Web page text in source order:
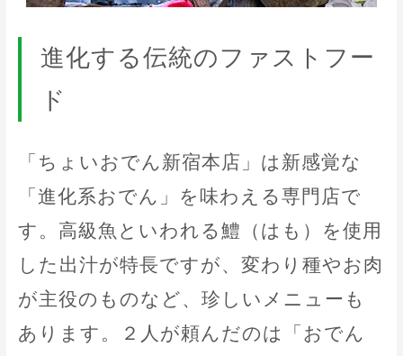
進化する伝統のファストフー
ド
「ちょいおでん新宿本店」は新感覚な
「進化系おでん」を味わえる専門店で
す。高級魚といわれる鱧（はも）を使用
した出汁が特長ですが、変わり種やお肉
が主役のものなど、珍しいメニューも
あります。２人が頼んだのは「おでん